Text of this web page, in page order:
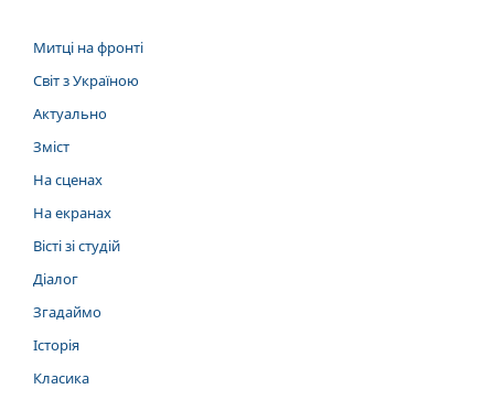
Митці на фронті
Світ з Україною
Актуально
Зміст
На сценах
На екранах
Вісті зі студій
Діалог
Згадаймо
Історія
Класика